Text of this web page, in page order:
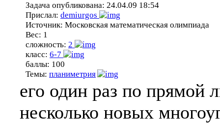
Задача опубликована: 24.04.09 18:54
Прислал: demiurgos
Источник: Московская математическая олимпиада
Вес: 1
сложность: 2
класс: 6-7
баллы: 100
Темы: планиметрия
его один раз по прямой
несколько новых